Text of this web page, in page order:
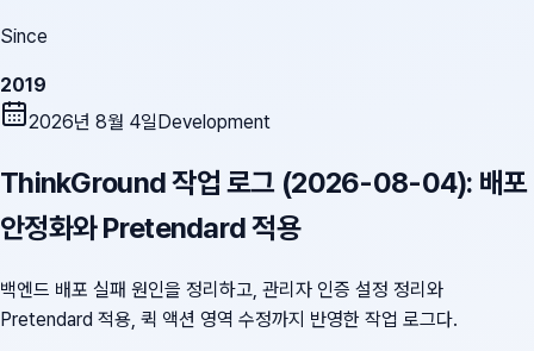
Since
2019
2026년 8월 4일Development
ThinkGround 작업 로그 (2026-08-04): 배포
안정화와 Pretendard 적용
백엔드 배포 실패 원인을 정리하고, 관리자 인증 설정 정리와
Pretendard 적용, 퀵 액션 영역 수정까지 반영한 작업 로그다.